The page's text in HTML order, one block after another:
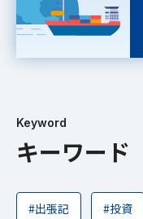
Keyword
キーワード
#出張記 #投資